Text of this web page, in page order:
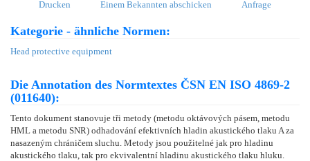
Drucken Einem Bekannten abschicken Anfrage
Kategorie - ähnliche Normen:
Head protective equipment
Die Annotation des Normtextes ČSN EN ISO 4869-2
(011640):
Tento dokument stanovuje tři metody (metodu oktávových pásem, metodu
HML a metodu SNR) odhadování efektivních hladin akustického tlaku A za
nasazeným chráničem sluchu. Metody jsou použitelné jak pro hladinu
akustického tlaku, tak pro ekvivalentní hladinu akustického tlaku hluku.